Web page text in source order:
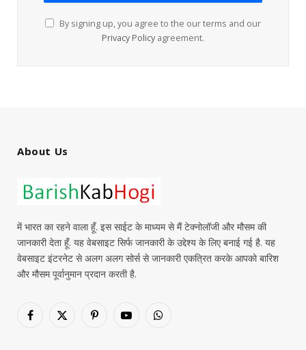
By signing up, you agree to the our terms and our
Privacy Policy agreement.
About Us
में भारत का रहने वाला हूँ. इस साईट के माध्यम से मैं टेक्नोलॉजी और मौसम की
जानकारी देता हूँ. यह वेबसाइट सिर्फ जानकारी के उद्देश्य के लिए बनाई गई है. यह
वेबसाइट इंटरनेट से अलग अलग सोर्स से जानकारी एकत्रित करके आपको बारिश
और मौसम पूर्वानुमान प्रदान करती है.
Facebook
X
PinterestYouTubeWhatsApp